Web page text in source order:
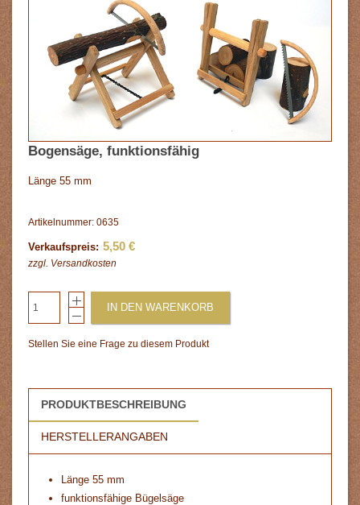
Bogensäge, funktionsfähig
Länge 55 mm
Artikelnummer: 0635
Verkaufspreis: 5,50 €
zzgl. Versandkosten
IN DEN WARENKORB
Stellen Sie eine Frage zu diesem Produkt
PRODUKTBESCHREIBUNG
HERSTELLERANGABEN
Länge 55 mm
funktionsfähige Bügelsäge